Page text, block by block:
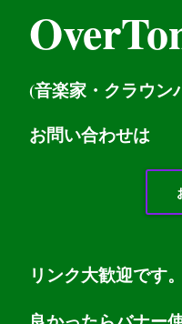
(音楽家・クラウン
お問い合わせは
リンク大歓迎です。